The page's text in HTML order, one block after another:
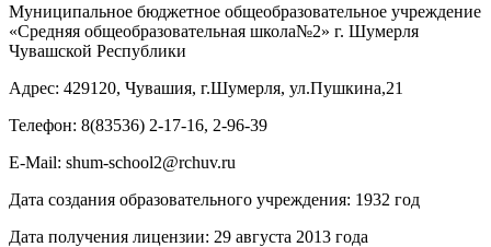
Муниципальное бюджетное общеобразовательное учреждение
«Средняя общеобразовательная школа№2» г. Шумерля
Чувашской Республики
Адрес: 429120, Чувашия, г.Шумерля, ул.Пушкина,21
Телефон: 8(83536) 2-17-16, 2-96-39
E-Mail: shum-school2@rchuv.ru
Дата создания образовательного учреждения: 1932 год
Дата получения лицензии: 29 августа 2013 года